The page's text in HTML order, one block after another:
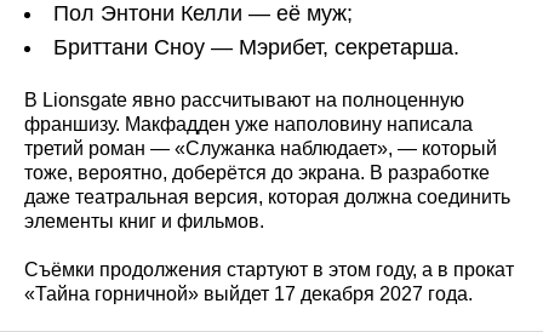
Пол Энтони Келли — её муж;
Бриттани Сноу — Мэрибет, секретарша.
В Lionsgate явно рассчитывают на полноценную
франшизу. Макфадден уже наполовину написала
третий роман — «Служанка наблюдает», — который
тоже, вероятно, доберётся до экрана. В разработке
даже театральная версия, которая должна соединить
элементы книг и фильмов.
Съёмки продолжения стартуют в этом году, а в прокат
«Тайна горничной» выйдет 17 декабря 2027 года.